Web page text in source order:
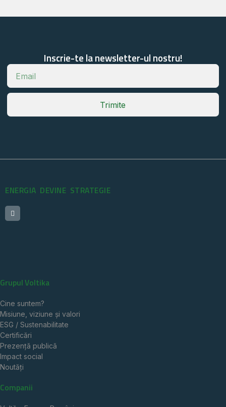
Inscrie-te la newsletter-ul nostru!
Trimite
ENERGIA DEVINE STRATEGIE
Grupul Voltika
Cine suntem?
Misiune, viziune și valori
ESG / Sustenabilitate
Certificări
Prezență publică
Impact social
Noutăți
Companii